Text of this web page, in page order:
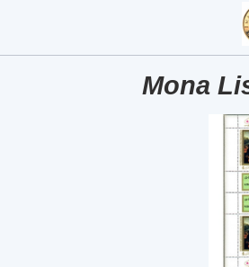
Mona